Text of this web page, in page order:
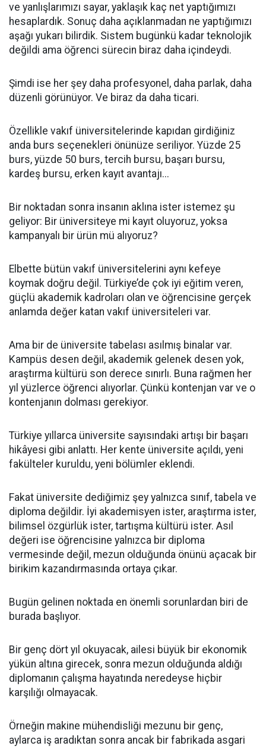
ve yanlışlarımızı sayar, yaklaşık kaç net yaptığımızı
hesaplardık. Sonuç daha açıklanmadan ne yaptığımızı
aşağı yukarı bilirdik. Sistem bugünkü kadar teknolojik
değildi ama öğrenci sürecin biraz daha içindeydi.
Şimdi ise her şey daha profesyonel, daha parlak, daha
düzenli görünüyor. Ve biraz da daha ticari.
Özellikle vakıf üniversitelerinde kapıdan girdiğiniz
anda burs seçenekleri önünüze seriliyor. Yüzde 25
burs, yüzde 50 burs, tercih bursu, başarı bursu,
kardeş bursu, erken kayıt avantajı...
Bir noktadan sonra insanın aklına ister istemez şu
geliyor: Bir üniversiteye mi kayıt oluyoruz, yoksa
kampanyalı bir ürün mü alıyoruz?
Elbette bütün vakıf üniversitelerini aynı kefeye
koymak doğru değil. Türkiye’de çok iyi eğitim veren,
güçlü akademik kadroları olan ve öğrencisine gerçek
anlamda değer katan vakıf üniversiteleri var.
Ama bir de üniversite tabelası asılmış binalar var.
Kampüs desen değil, akademik gelenek desen yok,
araştırma kültürü son derece sınırlı. Buna rağmen her
yıl yüzlerce öğrenci alıyorlar. Çünkü kontenjan var ve o
kontenjanın dolması gerekiyor.
Türkiye yıllarca üniversite sayısındaki artışı bir başarı
hikâyesi gibi anlattı. Her kente üniversite açıldı, yeni
fakülteler kuruldu, yeni bölümler eklendi.
Fakat üniversite dediğimiz şey yalnızca sınıf, tabela ve
diploma değildir. İyi akademisyen ister, araştırma ister,
bilimsel özgürlük ister, tartışma kültürü ister. Asıl
değeri ise öğrencisine yalnızca bir diploma
vermesinde değil, mezun olduğunda önünü açacak bir
birikim kazandırmasında ortaya çıkar.
Bugün gelinen noktada en önemli sorunlardan biri de
burada başlıyor.
Bir genç dört yıl okuyacak, ailesi büyük bir ekonomik
yükün altına girecek, sonra mezun olduğunda aldığı
diplomanın çalışma hayatında neredeyse hiçbir
karşılığı olmayacak.
Örneğin makine mühendisliği mezunu bir genç,
aylarca iş aradıktan sonra ancak bir fabrikada asgari